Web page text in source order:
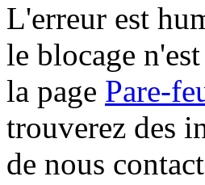
L'erreur est
le blocage
la page Pare-
trouverez des
de nous